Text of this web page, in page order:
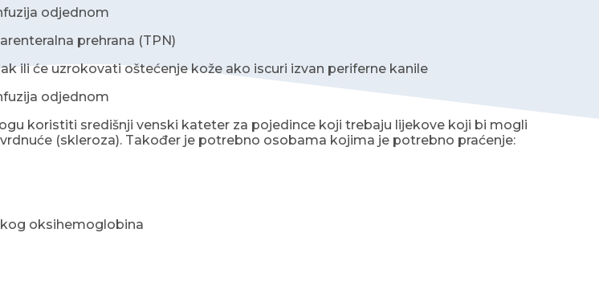
odjednom
prehrana (TPN)
ili će uzrokovati oštećenje kože ako iscuri izvan periferne kanile
odjednom
koristiti središnji venski kateter za pojedince koji trebaju lijekove koji bi mogli
(skleroza). Također je potrebno osobama kojima je potrebno praćenje:
oksihemoglobina